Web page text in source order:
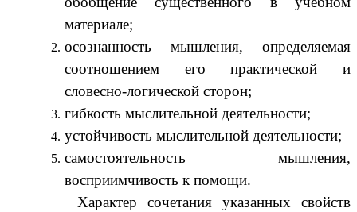
материале;
осознанность мышления, определяемая
соотношением его практической и
словесно-логической сторон;
гибкость мыслительной деятельности;
устойчивость мыслительной деятельности;
самостоятельность мышления,
восприимчивость к помощи.
Характер сочетания указанных свойств